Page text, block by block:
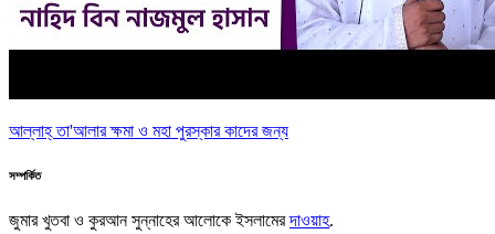
আল্লাহ্ তা'আলার ক্ষমা ও মহা পুরস্কার কাদের জন্য
সম্পর্কিত
জুমার খুতবা ও কুরআন সুন্নাহের আলোকে ইসলামেরদাওয়াহ.